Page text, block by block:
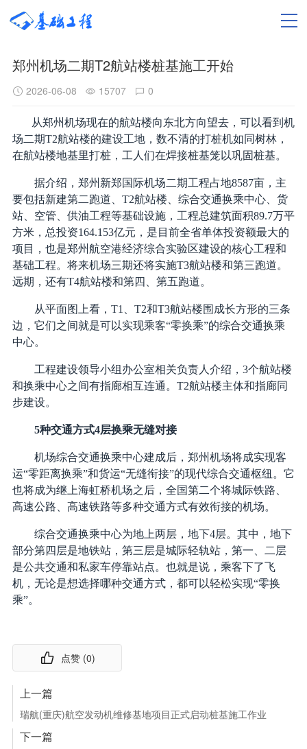
郑州机场二期T2航站楼桩基施工开始
2026-06-08 15707 0
从郑州机场现在的航站楼向东北方向望去，可以看到机
场二期T2航站楼的建设工地，数不清的打桩机如同树林，
在航站楼地基里打桩，工人们在焊接桩基笼以巩固桩基。
据介绍，郑州新郑国际机场二期工程占地8587亩，主
要包括新建第二跑道、T2航站楼、综合交通换乘中心、货
站、空管、供油工程等基础设施，工程总建筑面积89.7万平
方米，总投资164.153亿元，是目前全省单体投资额最大的
项目，也是郑州航空港经济综合实验区建设的核心工程和
基础工程。将来机场三期还将实施T3航站楼和第三跑道。
远期，还有T4航站楼和第四、第五跑道。
从平面图上看，T1、T2和T3航站楼围成长方形的三条
边，它们之间就是可以实现乘客“零换乘”的综合交通换乘
中心。
工程建设领导小组办公室相关负责人介绍，3个航站楼
和换乘中心之间有指廊相互连通。T2航站楼主体和指廊同
步建设。
5种交通方式4层换乘无缝对接
机场综合交通换乘中心建成后，郑州机场将成实现客
运“零距离换乘”和货运“无缝衔接”的现代综合交通枢纽。它
也将成为继上海虹桥机场之后，全国第二个将城际铁路、
高速公路、高速铁路等多种交通方式有效衔接的机场。
综合交通换乘中心为地上两层，地下4层。其中，地下
部分第四层是地铁站，第三层是城际轻轨站，第一、二层
是公共交通和私家车停靠站点。也就是说，乘客下了飞
机，无论是想选择哪种交通方式，都可以轻松实现“零换
乘”。
点赞 (0)
上一篇
瑞航(重庆)航空发动机维修基地项目正式启动桩基施工作业
下一篇